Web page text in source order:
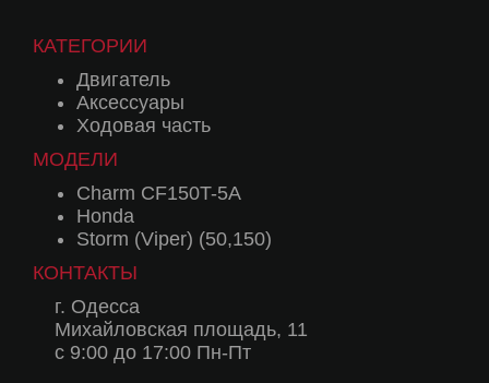
КАТЕГОРИИ
Двигатель
Аксессуары
Ходовая часть
МОДЕЛИ
Charm CF150T-5A
Honda
Storm (Viper) (50,150)
КОНТАКТЫ
г. Одесса
Михайловская площадь, 11
с 9:00 до 17:00 Пн-Пт